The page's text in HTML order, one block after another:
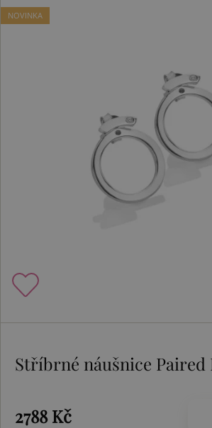
NOVINKA
Stříbrné náušnice Paired
2788 Kč